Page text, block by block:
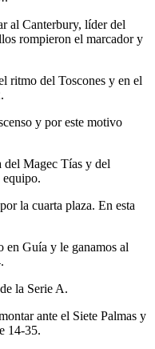
al Canterbury, líder del
rompieron el marcador y
ritmo del Toscones y en el
y por este motivo
del Magec Tías y del
equipo.
la cuarta plaza. En esta
en Guía y le ganamos al
la Serie A.
ante el Siete Palmas y
14-35.